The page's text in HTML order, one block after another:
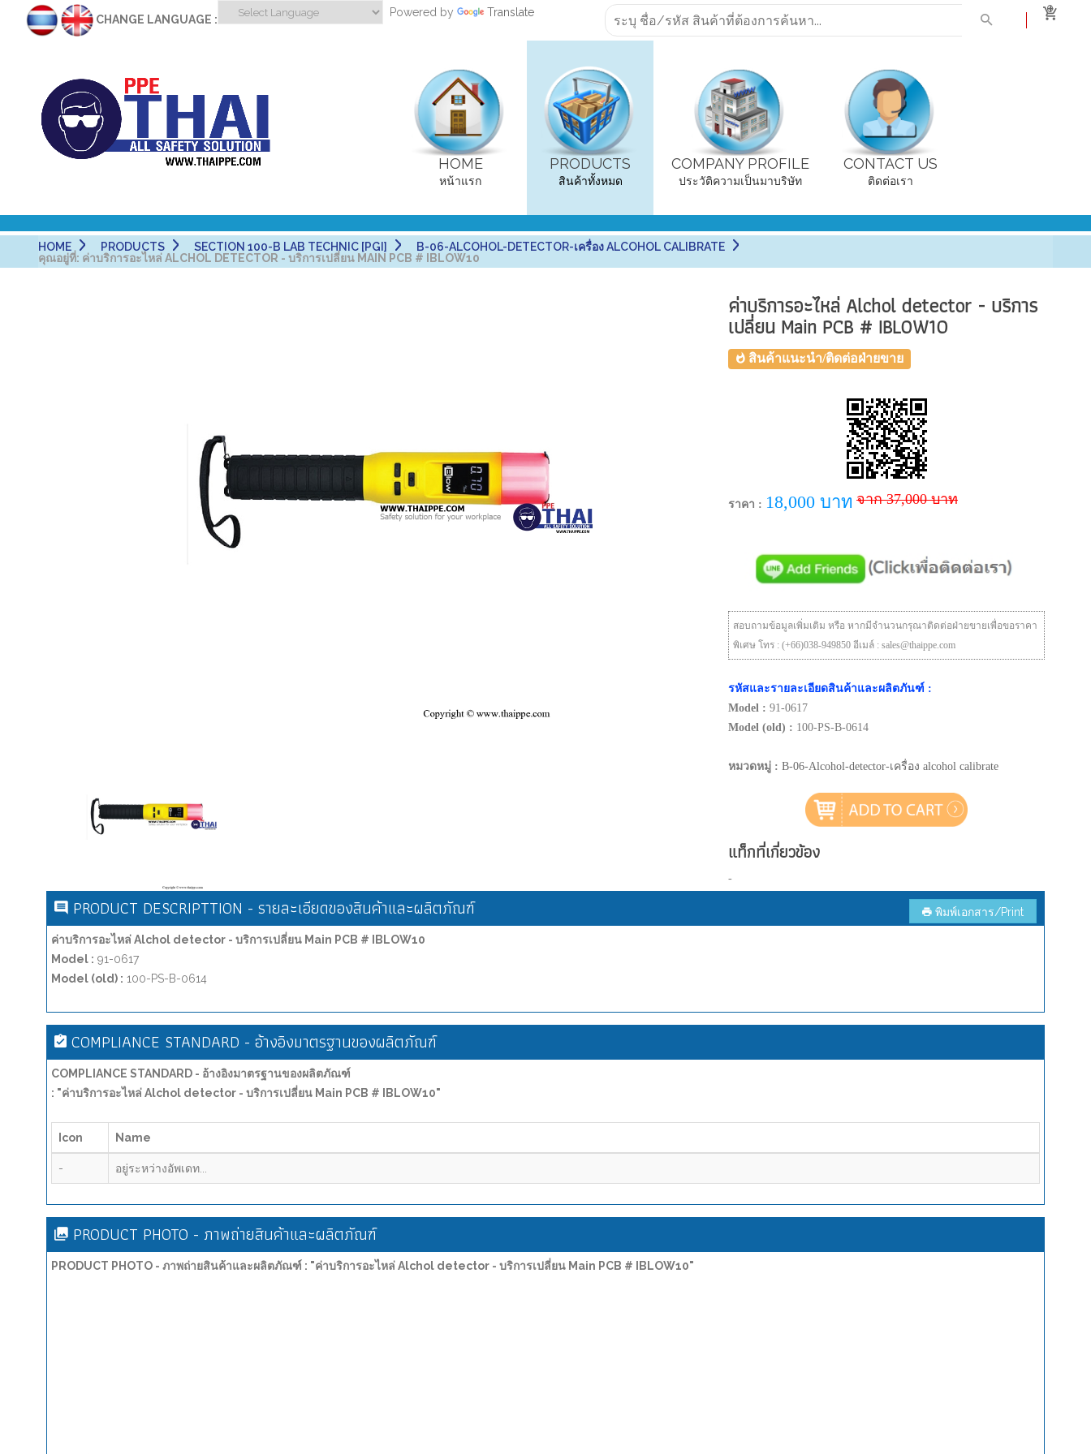
CHANGE LANGUAGE :
Powered by Translate 0
HOME
หน้าแรก
PRODUCTS
สินค้าทั้งหมด
COMPANY PROFILE
ประวัติความเป็นมาบริษัท
CONTACT US
ติดต่อเรา
HOME PRODUCTS SECTION 100-B LAB TECHNIC [PGI]
B-06-ALCOHOL-DETECTOR-เครื่อง ALCOHOL CALIBRATE
คุณอยู่ที่: ค่าบริการอะไหล่ ALCHOL DETECTOR - บริการเปลี่ยน MAIN PCB # IBLOW10
ค่าบริการอะไหล่ Alchol detector - บริการ
เปลี่ยน Main PCB # IBLOW10
สินค้าแนะนำ/ติดต่อฝ่ายขาย
ราคา : 18,000 บาท จาก 37,000 บาท
สอบถามข้อมูลเพิ่มเติม หรือ หากมีจำนวนกรุณาติดต่อฝ่ายขายเพื่อขอราคา
พิเศษ โทร : (+66)038-949850 อีเมล์ : sales@thaippe.com
รหัสและรายละเอียดสินค้าและผลิตภันฑ์ :
Model : 91-0617
Model (old) : 100-PS-B-0614
หมวดหมู่ : B-06-Alcohol-detector-เครื่อง alcohol calibrate
แท็กที่เกี่ยวข้อง
-
PRODUCT DESCRIPTTION - รายละเอียดของสินค้าและผลิตภัณฑ์ พิมพ์เอกสาร/Print
ค่าบริการอะไหล่ Alchol detector - บริการเปลี่ยน Main PCB # IBLOW10
Model : 91-0617
Model (old) : 100-PS-B-0614
COMPLIANCE STANDARD - อ้างอิงมาตรฐานของผลิตภัณฑ์
COMPLIANCE STANDARD - อ้างอิงมาตรฐานของผลิตภัณฑ์
: "ค่าบริการอะไหล่ Alchol detector - บริการเปลี่ยน Main PCB # IBLOW10"
Icon Name
- อยู่ระหว่างอัพเดท...
PRODUCT PHOTO - ภาพถ่ายสินค้าและผลิตภัณฑ์
PRODUCT PHOTO - ภาพถ่ายสินค้าและผลิตภัณฑ์ : "ค่าบริการอะไหล่ Alchol detector - บริการเปลี่ยน Main PCB # IBLOW10"